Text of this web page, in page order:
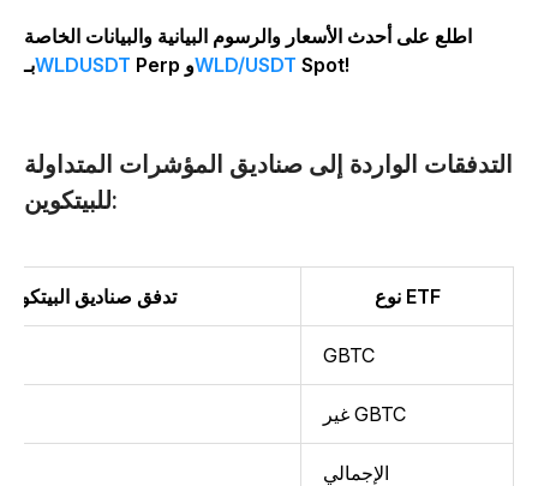
اطلع على أحدث الأسعار والرسوم البيانية والبيانات الخاصة
بـWLDUSDT Perp وWLD/USDTSpot!
الواردة إلى صناديق المؤشرات المتداولة
نوع ETF تدفق صناديق البيتكوين
GBTC
غير GBTC
الإجمالي